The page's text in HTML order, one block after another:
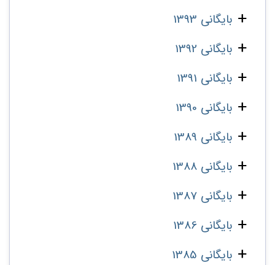
بایگانی 1393
بایگانی 1392
بایگانی 1391
بایگانی 1390
بایگانی 1389
بایگانی 1388
بایگانی 1387
بایگانی 1386
بایگانی 1385